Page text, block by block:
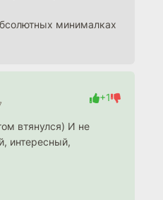
минималках
+1
втянулся) И не
интересный,